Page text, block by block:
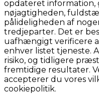
opdateret information,
nøjagtigheden,
pålideligheden af
tredjeparter. Det er
uafhængigt verificere
enhver listet tjeneste.
risiko, og tidligere
fremtidige resultater.
accepterer du vores
cookiepolitik.